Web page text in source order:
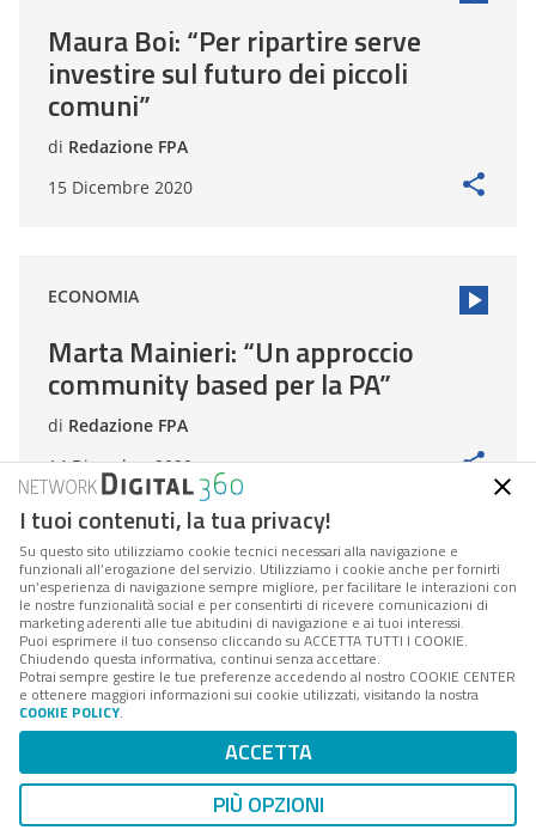
Maura Boi: “Per ripartire serve
investire sul futuro dei piccoli
comuni”
di Redazione FPA
15 Dicembre 2020
ECONOMIA
Marta Mainieri: “Un approccio
community based per la PA”
di Redazione FPA
14 Dicembre 2020
PA DIGITALE
Armando Fiumara: “Pubblico e
privato insieme per digitalizzare il
paese”
diRedazione FPA
10 Dicembre 2020
I tuoi contenuti, la tua privacy!
Su questo sito utilizziamo cookie tecnici necessari alla navigazione e
funzionali all’erogazione del servizio. Utilizziamo i cookie anche per fornirti
un’esperienza di navigazione sempre migliore, per facilitare le interazioni con
le nostre funzionalità social e per consentirti di ricevere comunicazioni di
marketing aderenti alle tue abitudini di navigazione e ai tuoi interessi.
Puoi esprimere il tuo consenso cliccando su ACCETTA TUTTI I COOKIE.
Chiudendo questa informativa, continui senza accettare.
Potrai sempre gestire le tue preferenze accedendo al nostro COOKIE CENTER
e ottenere maggiori informazioni sui cookie utilizzati, visitando la nostra
COOKIE POLICY.
ACCETTA
PIÙ OPZIONI